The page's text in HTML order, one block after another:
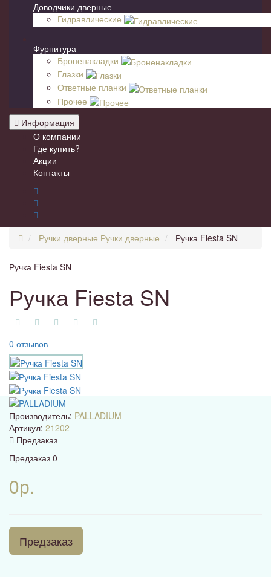
Доводчики дверные
Гидравлические
Фурнитура
Броненакладки
Глазки
Ответные планки
Прочее
Информация
О компании
Где купить?
Акции
Контакты
Ручки дверные Ручки дверные Ручка Fiesta SN
Ручка Fiesta SN
Ручка Fiesta SN
0 отзывов
Производитель: PALLADIUM
Артикул: 21202
Предзаказ
Предзаказ 0
0р.
Предзаказ